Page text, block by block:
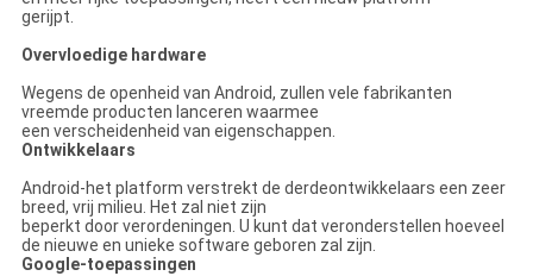
gerijpt.
Overvloedige hardware
Wegens de openheid van Android, zullen vele fabrikanten
vreemde producten lanceren waarmee
een verscheidenheid van eigenschappen.
Ontwikkelaars
Android-het platform verstrekt de derdeontwikkelaars een zeer
breed, vrij milieu. Het zal niet zijn
beperkt door verordeningen. U kunt dat veronderstellen hoeveel
de nieuwe en unieke software geboren zal zijn.
Google-toepassingen